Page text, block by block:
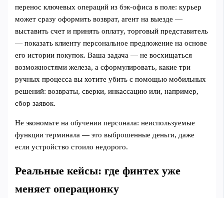
перенос ключевых операций из бэк-офиса в поле: курьер
может сразу оформить возврат, агент на выезде —
выставить счет и принять оплату, торговый представитель
— показать клиенту персональное предложение на основе
его истории покупок. Ваша задача — не восхищаться
возможностями железа, а сформулировать, какие три
ручных процесса вы хотите убить с помощью мобильных
решений: возвраты, сверки, инкассацию или, например,
сбор заявок.
Не экономьте на обучении персонала: неиспользуемые
функции терминала — это выброшенные деньги, даже
если устройство стоило недорого.
Реальные кейсы: где финтех уже
меняет операционку